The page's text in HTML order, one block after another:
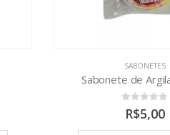
SABONETES
Sabonete de
out of 5
R$7,00